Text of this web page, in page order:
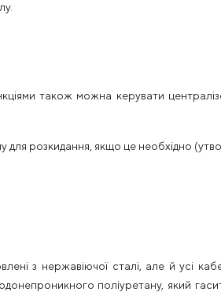
також можна керувати
для розкидання, якщо це необхідно
з нержавіючої сталі, але й усі
поліуретану, який